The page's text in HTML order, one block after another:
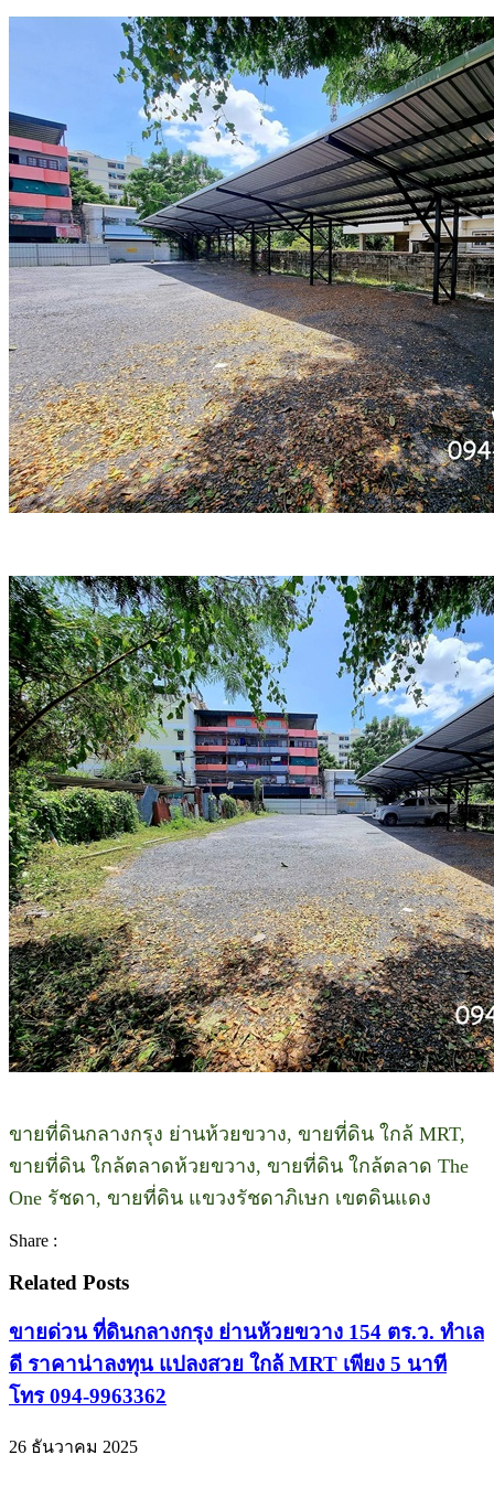
ขายที่ดินกลางกรุง ย่านห้วยขวาง, ขายที่ดิน ใกล้ MRT,
ขายที่ดิน ใกล้ตลาดห้วยขวาง, ขายที่ดิน ใกล้ตลาด The
One รัชดา, ขายที่ดิน แขวงรัชดาภิเษก เขตดินแดง
Share :
Related Posts
ขายด่วน ที่ดินกลางกรุง ย่านห้วยขวาง 154 ตร.ว. ทำเล
ดี ราคาน่าลงทุน แปลงสวย ใกล้ MRT เพียง 5 นาที
โทร 094-9963362
26 ธันวาคม 2025